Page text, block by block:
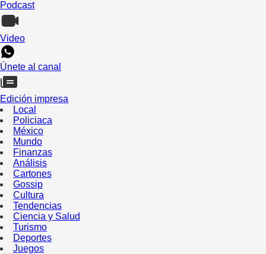
Podcast
Video
Únete al canal
Edición impresa
Local
Policiaca
México
Mundo
Finanzas
Análisis
Cartones
Gossip
Cultura
Tendencias
Ciencia y Salud
Turismo
Deportes
Juegos